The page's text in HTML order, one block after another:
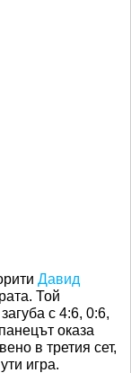
Давид
Той
с 4:6, 0:6,
оказа
в третия сет,
игра.